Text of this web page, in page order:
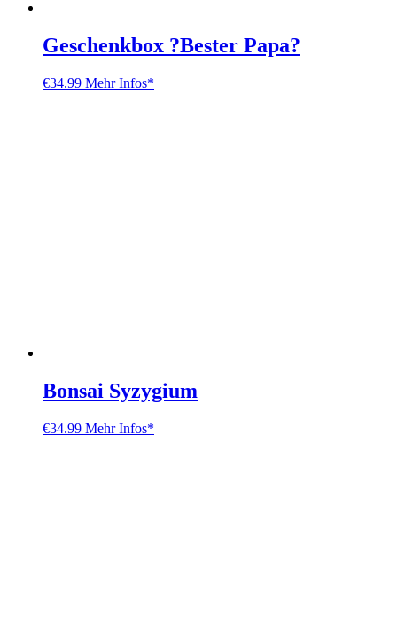
Geschenkbox ?Bester Papa?
€34.99 Mehr Infos*
Bonsai Syzygium
€34.99 Mehr Infos*